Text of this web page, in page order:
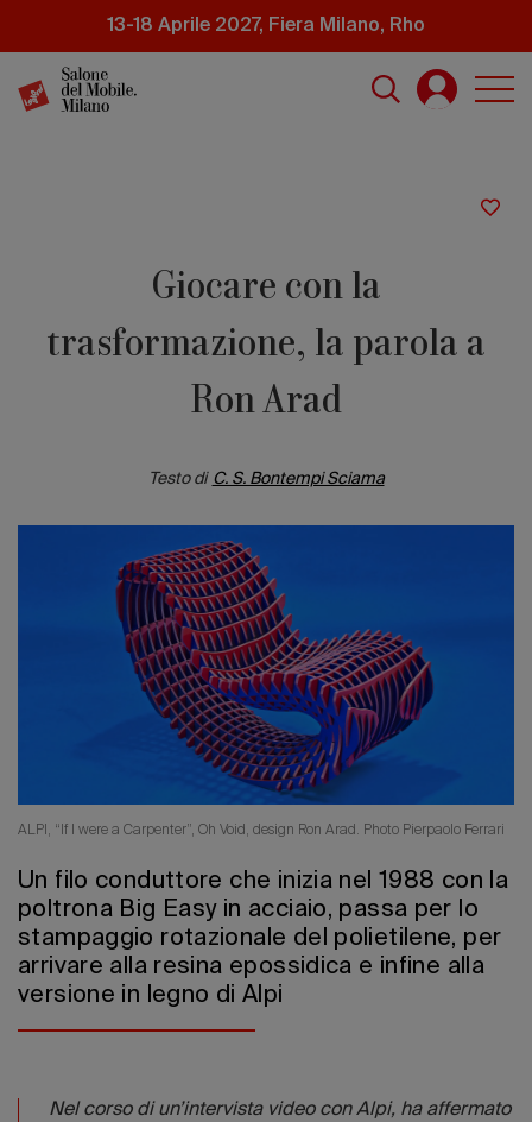
principale
13-18 Aprile 2027, Fiera Milano, Rho
Giocare con la
trasformazione, la parola a
Ron Arad
Testo di C. S. Bontempi Sciama
ALPI, “If I were a Carpenter”, Oh Void, design Ron Arad. Photo Pierpaolo Ferrari
Un filo conduttore che inizia nel 1988 con la
poltrona Big Easy in acciaio, passa per lo
stampaggio rotazionale del polietilene, per
arrivare alla resina epossidica e infine alla
versione in legno di Alpi
Nel corso di un’intervista video con Alpi, ha affermato